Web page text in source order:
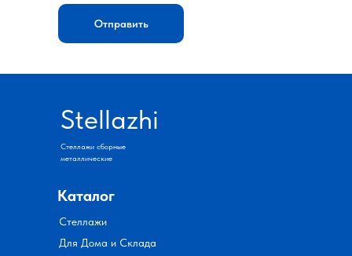
Отправить
Стеллажи сборные
металлические
Stellazhi
Каталог
Стеллажи
Для Дома и Склада